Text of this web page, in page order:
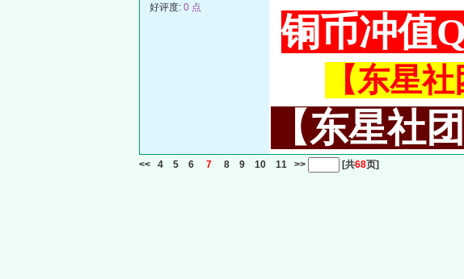
好评度: 0 点
铜币冲值
【东星
【东星社
<< 4 5 6 7 8 9 10 11 >> [共68页]